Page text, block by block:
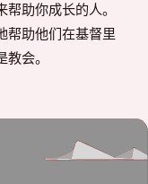
助你成长的人。
帮助他们在基督里
会。